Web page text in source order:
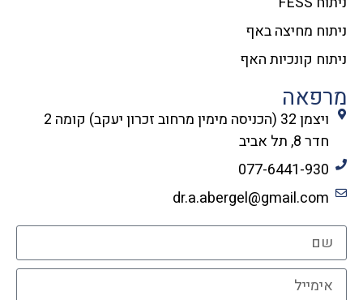
ניתוח מחיצה באף
ניתוח קונכיות האף
מרפאה
ויצמן 32 (הכניסה מימין מרחוב זכרון יעקב) קומה 2
חדר 8, תל אביב
077-6441-930
dr.a.abergel@gmail.com